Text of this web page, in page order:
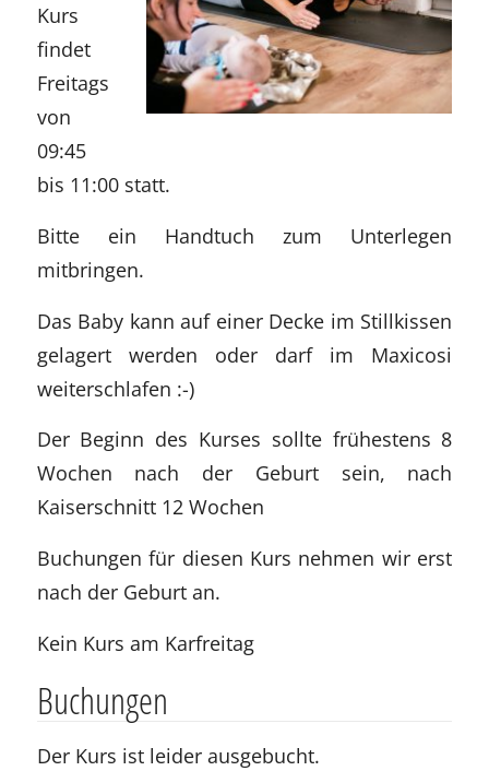
Kurs
findet
Freitags
von
09:45
bis 11:00 statt.
Bitte ein Handtuch zum Unterlegen
mitbringen.
Das Baby kann auf einer Decke im Stillkissen
gelagert werden oder darf im Maxicosi
weiterschlafen :-)
Der Beginn des Kurses sollte frühestens 8
Wochen nach der Geburt sein, nach
Kaiserschnitt 12 Wochen
Buchungen für diesen Kurs nehmen wir erst
nach der Geburt an.
Kein Kurs am Karfreitag
Buchungen
Der Kurs ist leider ausgebucht.